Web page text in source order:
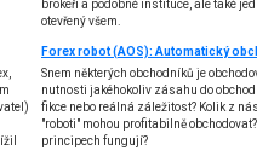
brokeři a podobné instituce, ale také
otevřený všem.
Snem některých obchodníků je
nutnosti jakéhokoliv zásahu do
fikce nebo reálná záležitost? Kolik z
"roboti" mohou profitabilně
principech fungují?